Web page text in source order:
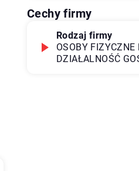
Cechy firmy
Rodzaj firmy
OSOBY FIZYCZNE
DZIAŁALNOŚĆ